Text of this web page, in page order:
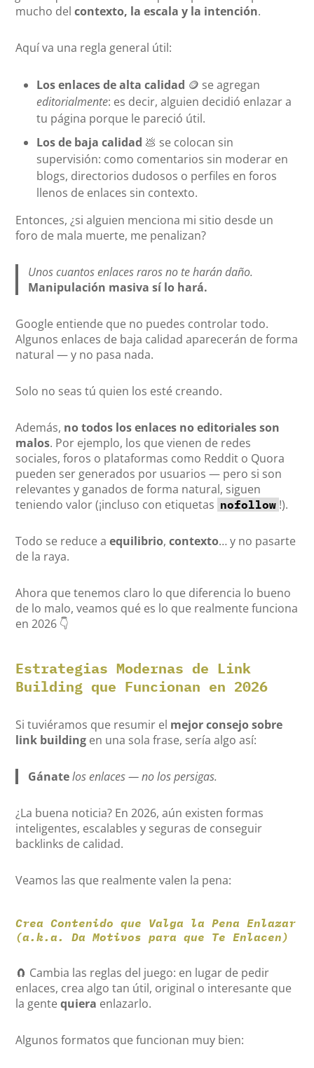
mucho delcontexto, la escala y la intención.
Aquí va una regla general útil:
Los enlaces de alta calidad 🪙 se agregan
editorialmente: es decir, alguien decidió enlazar a
tu página porque le pareció útil.
Los de baja calidad 💩 se colocan sin
supervisión: como comentarios sin moderar en
blogs, directorios dudosos o perfiles en foros
llenos de enlaces sin contexto.
Entonces, ¿si alguien menciona mi sitio desde un
foro de mala muerte, me penalizan?
Unos cuantos enlaces raros no te harán daño.
Manipulación masiva sí lo hará.
Google entiende que no puedes controlar todo.
Algunos enlaces de baja calidad aparecerán de forma
natural — y no pasa nada.
Solo no seas tú quien los esté creando.
Además, no todos los enlaces no editoriales son
malos. Por ejemplo, los que vienen de redes
sociales, foros o plataformas como Reddit o Quora
pueden ser generados por usuarios — pero si son
relevantes y ganados de forma natural, siguen
teniendo valor (¡incluso con etiquetas nofollow !).
Todo se reduce aequilibrio,contexto… y no pasarte
de la raya.
Ahora que tenemos claro lo que diferencia lo bueno
de lo malo, veamos qué es lo que realmente funciona
en 2026 👇
Estrategias Modernas de Link
Building que Funcionan en 2026
Si tuviéramos que resumir el mejor consejo sobre
link building en una sola frase, sería algo así:
Gánatelos enlaces — no los persigas.
¿La buena noticia? En 2026, aún existen formas
inteligentes, escalables y seguras de conseguir
backlinks de calidad.
Veamos las que realmente valen la pena:
Crea Contenido que Valga la Pena Enlazar
(a.k.a. Da Motivos para que Te Enlacen)
🧲 Cambia las reglas del juego: en lugar de pedir
enlaces, crea algo tan útil, original o interesante que
la gentequiera enlazarlo.
Algunos formatos que funcionan muy bien: